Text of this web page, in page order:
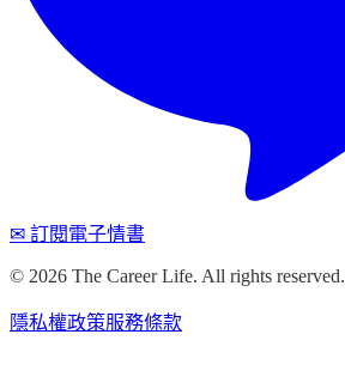
✉ 訂閱電子情書
© 2026 The Career Life. All rights reserved.
隱私權政策服務條款